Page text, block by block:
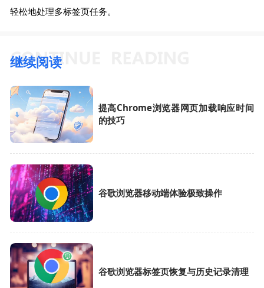
轻松地处理多标签页任务。
继续阅读
提高Chrome浏览器网页加载响应时间
的技巧
谷歌浏览器移动端体验极致操作
谷歌浏览器标签页恢复与历史记录清理